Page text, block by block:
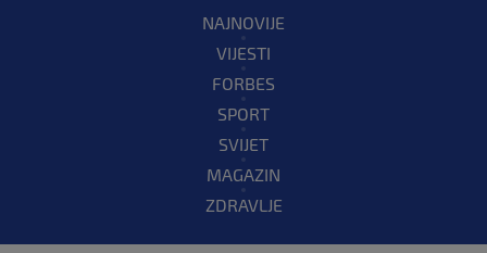
NAJNOVIJE
VIJESTI
FORBES
SPORT
SVIJET
MAGAZIN
ZDRAVLJE